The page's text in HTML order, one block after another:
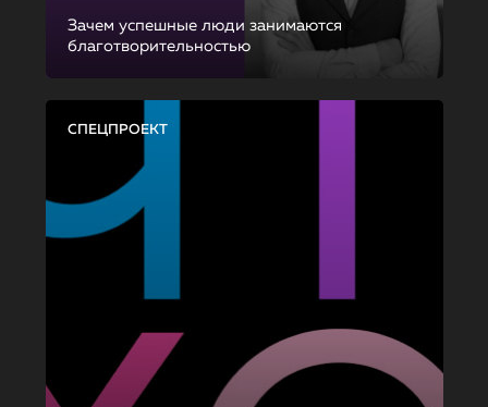
Зачем успешные люди занимаются
благотворительностью
СПЕЦПРОЕКТ